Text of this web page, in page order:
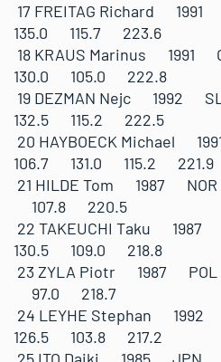
17 FREITAG Richard
135.0 115.7 223.6
18 KRAUS Marinus
130.0 105.0 222.8
19 DEZMAN Nejc 1992
132.5 115.2 222.5
20 HAYBOECK Michael
106.7 131.0 115.2 221.9
21 HILDE Tom 1987
107.8 220.5
22 TAKEUCHI Taku
130.5 109.0 218.8
23 ZYLA Piotr 1987
97.0 218.7
24 LEYHE Stephan
126.5 103.8 217.2